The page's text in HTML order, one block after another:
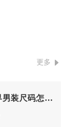
更多
暖暖环游世界男装尺码怎么选